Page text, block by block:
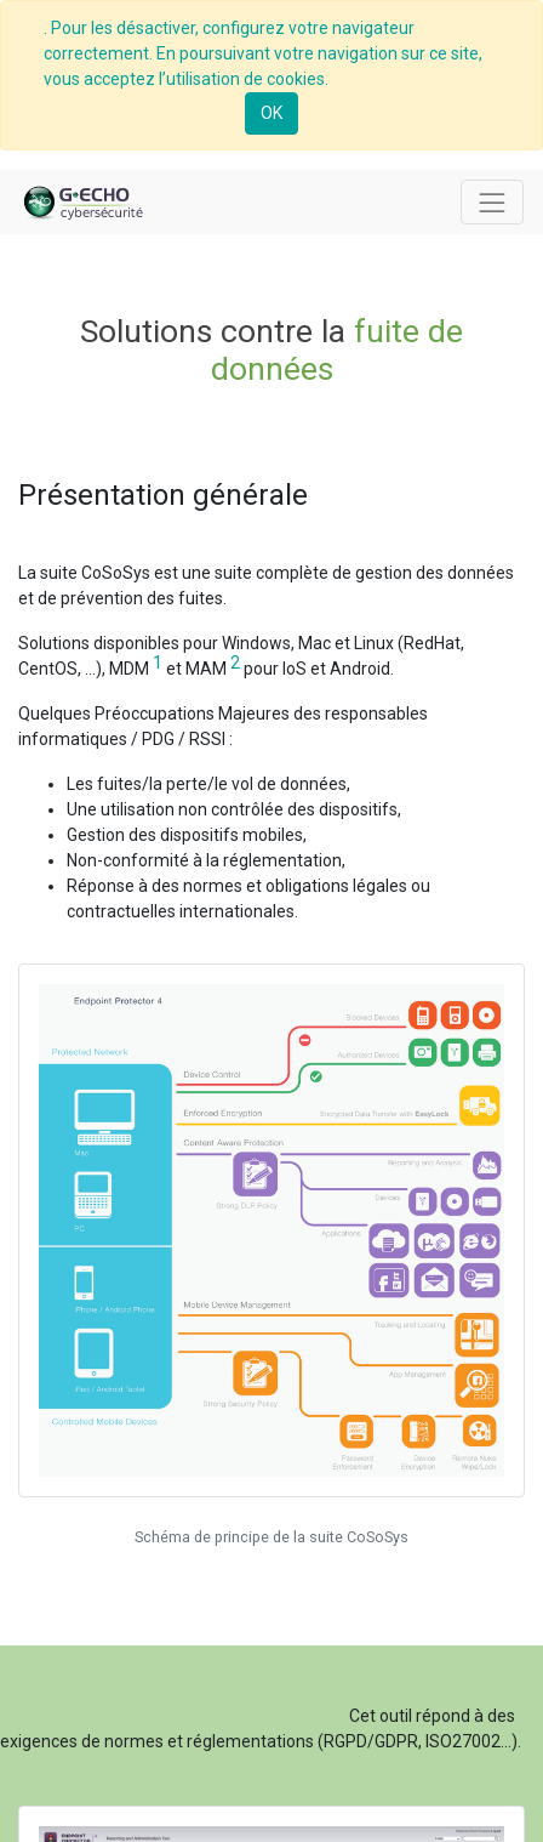
. Pour les désactiver, configurez votre navigateur
correctement. En poursuivant votre navigation sur ce site,
vous acceptez l’utilisation de cookies.
OK
Solutions contre la fuite de
données
Présentation générale
La suite CoSoSys est une suite complète de gestion des données
et de prévention des fuites.
Solutions disponibles pour Windows, Mac et Linux (RedHat,
CentOS, ...), MDM 1 et MAM 2 pour IoS et Android.
Quelques Préoccupations Majeures des responsables
informatiques / PDG / RSSI :
Les fuites/la perte/le vol de données,
Une utilisation non contrôlée des dispositifs,
Gestion des dispositifs mobiles,
Non-conformité à la réglementation,
Réponse à des normes et obligations légales ou
contractuelles internationales.
Schéma de principe de la suite CoSoSys
Cet outil répond à des
exigences de normes et réglementations (RGPD/GDPR, ISO27002...).